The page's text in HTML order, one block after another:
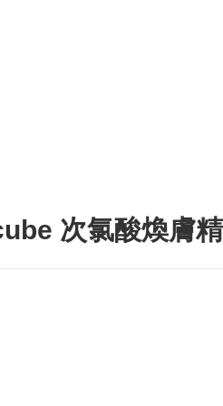
次氯酸煥膚